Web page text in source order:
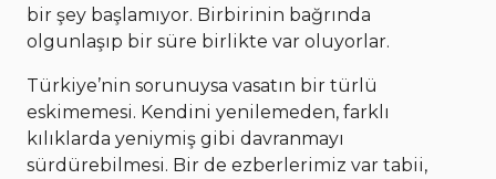
bir şey başlamıyor. Birbirinin bağrında
olgunlaşıp bir süre birlikte var oluyorlar.
Türkiye’nin sorunuysa vasatın bir türlü
eskimemesi. Kendini yenilemeden, farklı
kılıklarda yeniymiş gibi davranmayı
sürdürebilmesi. Bir de ezberlerimiz var tabii,